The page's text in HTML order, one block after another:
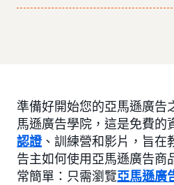
準備好開始您的亞馬遜廣告
馬遜廣告學院，這是免費的
認證、訓練營和影片，旨在
告主如何使用亞馬遜廣告商
常簡單：只需瀏覽亞馬遜廣